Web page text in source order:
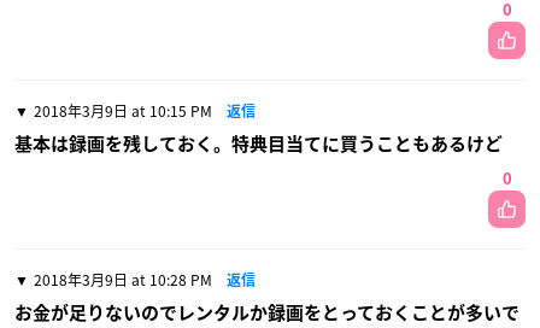
0
2018年3月9日 at 10:15 PM 返信
基本は録画を残しておく。特典目当てに買うこともあるけど
0
2018年3月9日 at 10:28 PM 返信
お金が足りないのでレンタルか録画をとっておくことが多いで